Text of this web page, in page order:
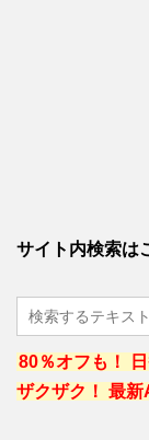
サイト内検索は
80％オフも！
ザクザク！ 最